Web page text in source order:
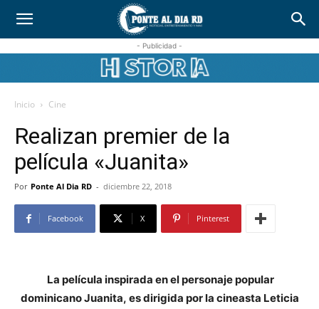
- Publicidad -
Inicio Cine
Realizan premier de la
película «Juanita»
Por Ponte Al Dia RD - diciembre 22, 2018
Facebook X Pinterest
La película inspirada en el personaje popular
dominicano Juanita, es dirigida por la cineasta Leticia